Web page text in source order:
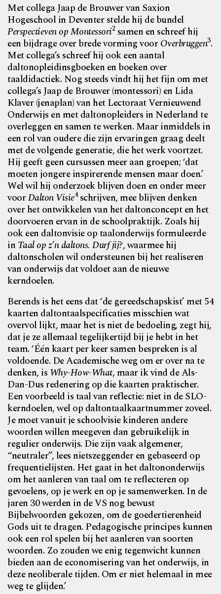
Met collega Jaap de Brouwer van Saxion
Hogeschool in Deventer stelde hij de bundel
Perspectieven op Montessori2samen en schreef hij
een bijdrage over brede vorming voorOverbruggen3.
Met collega’s schreef hij ook een aantal
daltonopleidinsgboeken en boeken over
taaldidactiek. Nog steeds vindt hij het fijn om met
collega’s Jaap de Brouwer (montessori) en Lida
Klaver (jenaplan) van het Lectoraat Vernieuwend
Onderwijs en met daltonopleiders in Nederland te
overleggen en samen te werken. Maar inmiddels in
een rol van oudere die zijn ervaringen graag deelt
met de volgende generatie, die het werk voortzet.
Hij geeft geen cursussen meer aan groepen; ‘dat
moeten jongere inspirerende mensen maar doen.’
Wel wil hij onderzoek blijven doen en onder meer
voorDalton Visie4schrijven, mee blijven denken
over het ontwikkelen van het daltonconcept en het
doorvoeren ervan in de schoolpraktijk. Zoals hij
ook een daltonvisie op taalonderwijs formuleerde
in Taal op z’n daltons. Durf jij?, waarmee hij
daltonscholen wil ondersteunen bij het realiseren
van onderwijs dat voldoet aan de nieuwe
kerndoelen.
Berends is het eens dat ‘de gereedschapskist’ met 54
kaarten daltontaalspecificaties misschien wat
overvol lijkt, maar het is niet de bedoeling, zegt hij,
dat je ze allemaal tegelijkertijd bij je hebt in het
team. ‘Één kaart per keer samen bespreken is al
voldoende. De Academische weg om er over na te
denken, is Why-How-What, maar ik vind de Als-
Dan-Dus redenering op die kaarten praktischer.
Een voorbeeld is taal van reflectie: niet in de SLO-
kerndoelen, wel op daltontaalkaartnummer zoveel.
Je moet vanuit je schoolvisie kinderen andere
woorden willen meegeven dan gebruikelijk in
regulier onderwijs. Die zijn vaak algemener,
“neutraler”, lees nietszeggender en gebaseerd op
frequentielijsten. Het gaat in het daltononderwijs
om het aanleren van taal om te reflecteren op
gevoelens, op je werk en op je samenwerken. In de
jaren 30 werden in de VS nog bewust
Bijbelwoorden gekozen, om de goedertierenheid
Gods uit te dragen. Pedagogische principes kunnen
ook een rol spelen bij het aanleren van soorten
woorden. Zo zouden we enig tegenwicht kunnen
bieden aan de economisering van het onderwijs, in
deze neoliberale tijden. Om er niet helemaal in mee
weg te glijden.’